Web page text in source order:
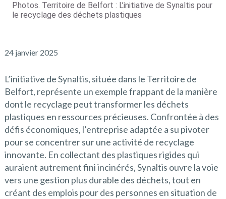
Photos. Territoire de Belfort : L’initiative de Synaltis pour
le recyclage des déchets plastiques
24 janvier 2025
L’initiative de Synaltis, située dans le Territoire de
Belfort, représente un exemple frappant de la manière
dont le recyclage peut transformer les déchets
plastiques en ressources précieuses. Confrontée à des
défis économiques, l’entreprise adaptée a su pivoter
pour se concentrer sur une activité de recyclage
innovante. En collectant des plastiques rigides qui
auraient autrement fini incinérés, Synaltis ouvre la voie
vers une gestion plus durable des déchets, tout en
créant des emplois pour des personnes en situation de